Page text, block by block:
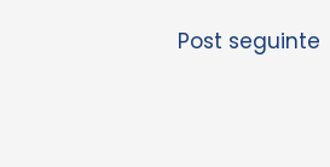
Post seguinte